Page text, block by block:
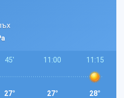
45'
27°
11:00
27°
11:15
28°